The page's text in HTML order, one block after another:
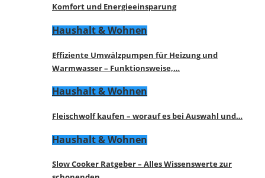
Komfort und Energieeinsparung
Haushalt & Wohnen
Effiziente Umwälzpumpen für Heizung und
Warmwasser – Funktionsweise,…
Haushalt & Wohnen
Fleischwolf kaufen – worauf es bei Auswahl und…
Haushalt & Wohnen
Slow Cooker Ratgeber – Alles Wissenswerte zur